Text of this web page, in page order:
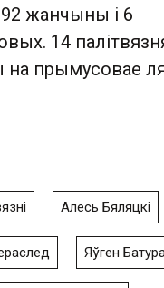
жанчыны і 6
14
на прымусовае
Алесь Бяляцкі
Яўген